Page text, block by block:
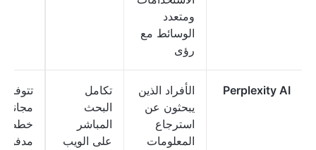
ومتعدد
الوسائط مع
رؤى
Perplexity AI
الأفراد الذين
يبحثون عن
استرجاع
المعلومات
تكامل
البحث
المباشر
على الويب
تتوفر
مجانية؛
خطط